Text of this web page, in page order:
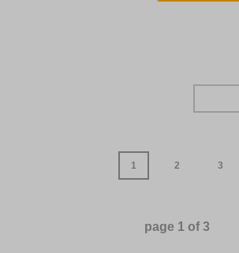
1 2 3
page 1 of3